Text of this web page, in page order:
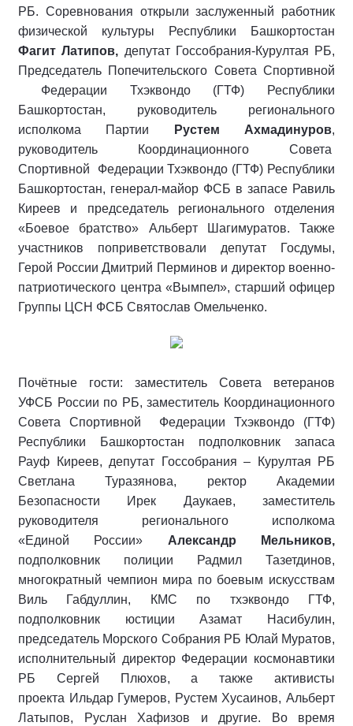
РБ. Соревнования открыли заслуженный работник
физической культуры Республики Башкортостан
Фагит Латипов, депутат Госсобрания-Курултая РБ,
Председатель Попечительского Совета Спортивной
Федерации Тхэквондо (ГТФ) Республики
Башкортостан, руководитель регионального
исполкома Партии
Рустем Ахмадинуров,
руководитель Координационного Совета
Спортивной Федерации Тхэквондо (ГТФ) Республики
Башкортостан, генерал-майор ФСБ в запасе Равиль
Киреев и председатель регионального отделения
«Боевое братство» Альберт Шагимуратов. Также
участников поприветствовали депутат Госдумы,
Герой России Дмитрий Перминов и директор военно-
патриотического центра «Вымпел», старший офицер
Группы ЦСН ФСБ Святослав Омельченко.
Почётные гости: заместитель Совета ветеранов
УФСБ России по РБ, заместитель Координационного
Совета Спортивной Федерации Тхэквондо (ГТФ)
Республики Башкортостан подполковник запаса
Рауф Киреев, депутат Госсобрания – Курултая РБ
Светлана Туразянова, ректор Академии
Безопасности Ирек Даукаев, заместитель
руководителя регионального исполкома
«Единой России» Александр Мельников,
подполковник полиции Радмил Тазетдинов,
многократный чемпион мира по боевым искусствам
Виль Габдуллин, КМС по тхэквондо ГТФ,
подполковник юстиции Азамат Насибулин,
председатель Морского Собрания РБ Юлай Муратов,
исполнительный директор Федерации космонавтики
РБ Сергей Плюхов, а также активисты
проекта Ильдар Гумеров, Рустем Хусаинов, Альберт
Латыпов, Руслан Хафизов и другие. Во время